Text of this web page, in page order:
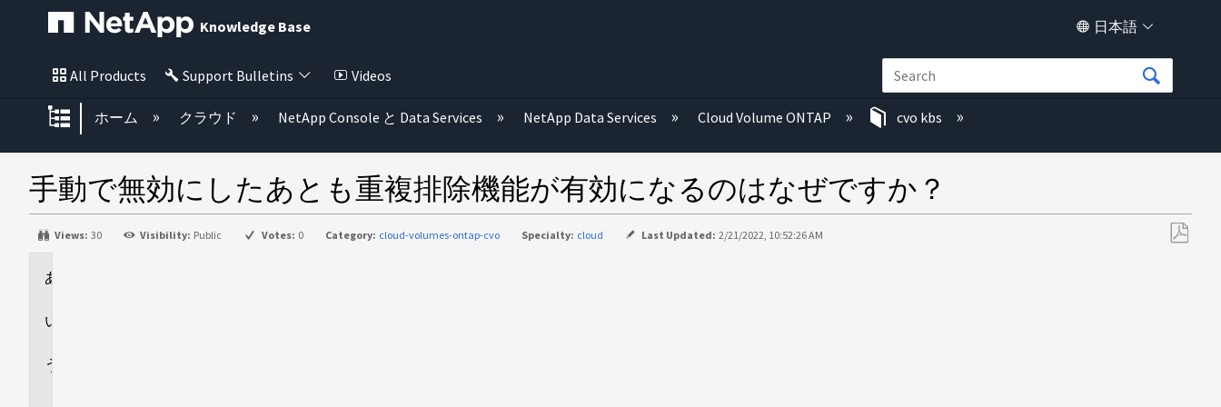
Knowledge Base 日本語
All Products Support Bulletins Videos
グローバル階層を展開/折りたたむ
ホーム クラウド NetApp Console と Data Services NetApp Data Services Cloud Volume ONTAP cvo kbs
手動で無効にしたあとも重複排除機能が有効になるのはなぜですか？
Views: 30 Visibility: Public Votes: 0 Category: cloud-volumes-ontap-cvo Specialty: cloud Last Updated: 2/21/2022, 10:52:26 AM